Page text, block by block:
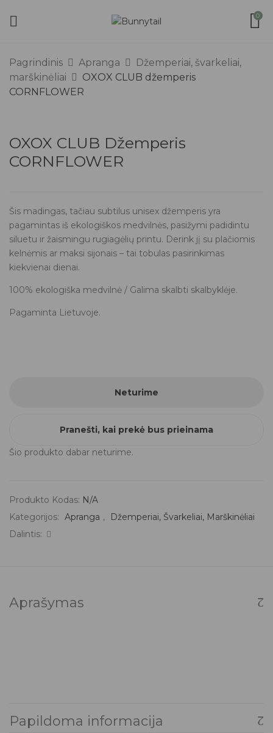
0
Pagrindinis Apranga
Džemperiai, švarkeliai,
marškinėliai
OXOX CLUB džemperis
CORNFLOWER
OXOX CLUB Džemperis
CORNFLOWER
Šis madingas, tačiau subtilus unisex džemperis yra
pagamintas iš ekologiškos medvilnės, pasižymi padidintu
siluetu ir žaismingu rugiagėlių printu. Derink jį su plačiomis
kelnėmis ar maksi sijonais – tai tobulas pasirinkimas
kiekvienai dienai.
100% ekologiška medvilnė / Galima skalbti skalbyklėje.
Pagaminta Lietuvoje.
Neturime
Pranešti, kai prekė bus prieinama
Šio produkto dabar neturime.
Produkto Kodas: N/A
Kategorijos: Apranga ,
Džemperiai, Švarkeliai, Marškinėliai
Dalintis:
Aprašymas
Papildoma informacija